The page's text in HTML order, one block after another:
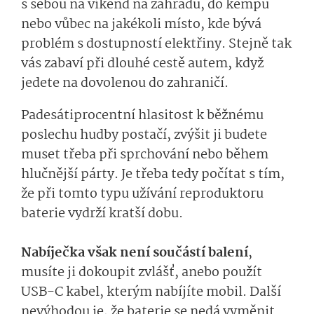
s sebou na víkend na zahradu, do kempu
nebo vůbec na jakékoli místo, kde bývá
problém s dostupností elektřiny. Stejně tak
vás zabaví při dlouhé cestě autem, když
jedete na dovolenou do zahraničí.
Padesátiprocentní hlasitost k běžnému
poslechu hudby postačí, zvýšit ji budete
muset třeba při sprchování nebo během
hlučnější párty. Je třeba tedy počítat s tím,
že při tomto typu užívání reproduktoru
baterie vydrží kratší dobu.
Nabíječka však není součástí balení,
musíte ji dokoupit zvlášť, anebo použít
USB-C kabel, kterým nabíjíte mobil. Další